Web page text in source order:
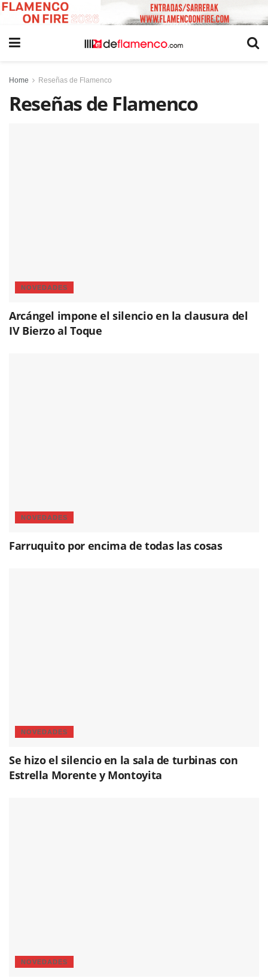
Home Reseñas de Flamenco
Reseñas de Flamenco
NOVEDADES
Arcángel impone el silencio en la clausura del
IV Bierzo al Toque
NOVEDADES
Farruquito por encima de todas las cosas
NOVEDADES
Se hizo el silencio en la sala de turbinas con
Estrella Morente y Montoyita
NOVEDADES